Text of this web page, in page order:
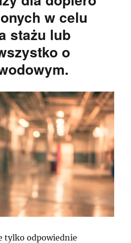
w celu
stażu lub
o
tylko odpowiednie